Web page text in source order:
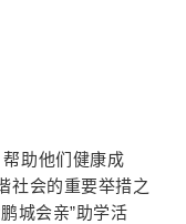
助他们健康成
社会的重要举措之
城会亲”助学活